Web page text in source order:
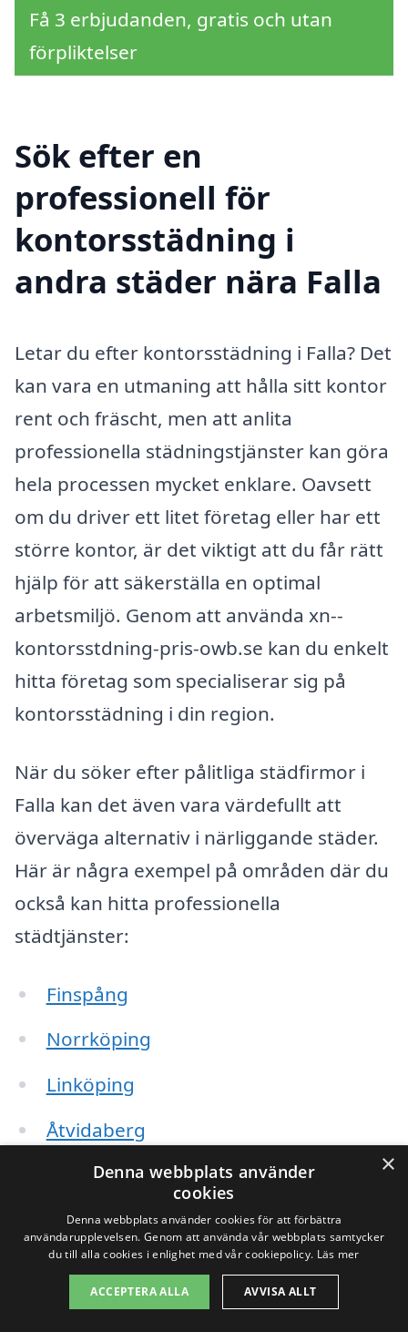
Få 3 erbjudanden, gratis och utan
förpliktelser
Sök efter en
professionell för
kontorsstädning i
andra städer nära Falla
Letar du efter kontorsstädning i Falla? Det
kan vara en utmaning att hålla sitt kontor
rent och fräscht, men att anlita
professionella städningstjänster kan göra
hela processen mycket enklare. Oavsett
om du driver ett litet företag eller har ett
större kontor, är det viktigt att du får rätt
hjälp för att säkerställa en optimal
arbetsmiljö. Genom att använda xn--
kontorsstdning-pris-owb.se kan du enkelt
hitta företag som specialiserar sig på
kontorsstädning i din region.
När du söker efter pålitliga städfirmor i
Falla kan det även vara värdefullt att
överväga alternativ i närliggande städer.
Här är några exempel på områden där du
också kan hitta professionella
städtjänster:
Finspång
Norrköping
Linköping
Åtvidaberg
Mantorp
Mjölby
Sjögestad
×
Denna webbplats använder
cookies
Denna webbplats använder cookies för att förbättra
användarupplevelsen. Genom att använda vår webbplats samtycker
du till alla cookies i enlighet med vår cookiepolicy. Läs mer
ACCEPTERA ALLA AVVISA ALLT